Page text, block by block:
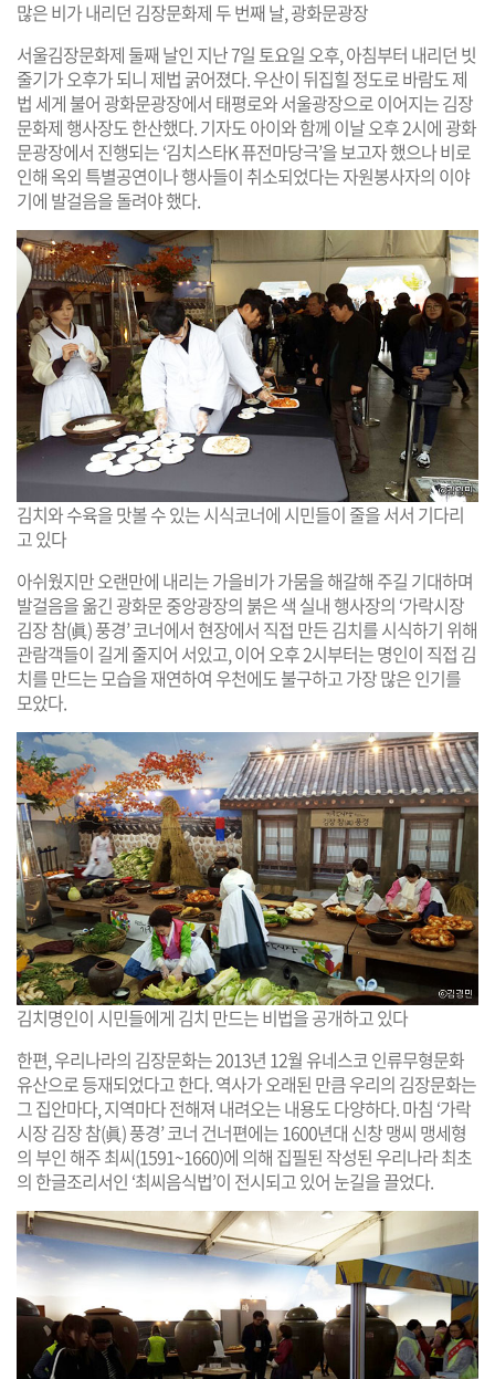
많은 비가 내리던 김장문화제 두 번째 날, 광화문광장
서울김장문화제 둘째 날인 지난 7일 토요일 오후, 아침부터 내리던 빗
줄기가 오후가 되니 제법 굵어졌다. 우산이 뒤집힐 정도로 바람도 제
법 세게 불어 광화문광장에서 태평로와 서울광장으로 이어지는 김장
문화제 행사장도 한산했다. 기자도 아이와 함께 이날 오후 2시에 광화
문광장에서 진행되는 ‘김치스타K 퓨전마당극’을 보고자 했으나 비로
인해 옥외 특별공연이나 행사들이 취소되었다는 자원봉사자의 이야
기에 발걸음을 돌려야 했다.
김치와 수육을 맛볼 수 있는 시식코너에 시민들이 줄을 서서 기다리
고 있다
아쉬웠지만 오랜만에 내리는 가을비가 가뭄을 해갈해 주길 기대하며
발걸음을 옮긴 광화문 중앙광장의 붉은 색 실내 행사장의 ‘가락시장
김장 참(眞) 풍경’ 코너에서 현장에서 직접 만든 김치를 시식하기 위해
관람객들이 길게 줄지어 서있고, 이어 오후 2시부터는 명인이 직접 김
치를 만드는 모습을 재연하여 우천에도 불구하고 가장 많은 인기를
모았다.
김치명인이 시민들에게 김치 만드는 비법을 공개하고 있다
한편, 우리나라의 김장문화는 2013년 12월 유네스코 인류무형문화
유산으로 등재되었다고 한다. 역사가 오래된 만큼 우리의 김장문화는
그 집안마다, 지역마다 전해져 내려오는 내용도 다양하다. 마침 ‘가락
시장 김장 참(眞) 풍경’ 코너 건너편에는 1600년대 신창 맹씨 맹세형
의 부인 해주 최씨(1591~1660)에 의해 집필된 작성된 우리나라 최초
의 한글조리서인 ‘최씨음식법’이 전시되고 있어 눈길을 끌었다.